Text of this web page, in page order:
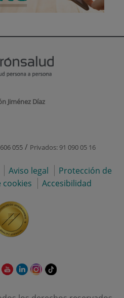
Jiménez Díaz
055 / Privados: 91 090 05 16
Aviso legal
Protección de
cookies Accesibilidad
EsteEsteEsteEnlace